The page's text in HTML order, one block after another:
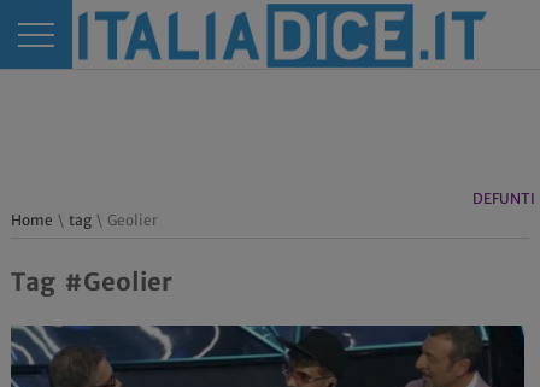
DEFUNTI
Home \ tag\ Geolier
Tag #Geolier